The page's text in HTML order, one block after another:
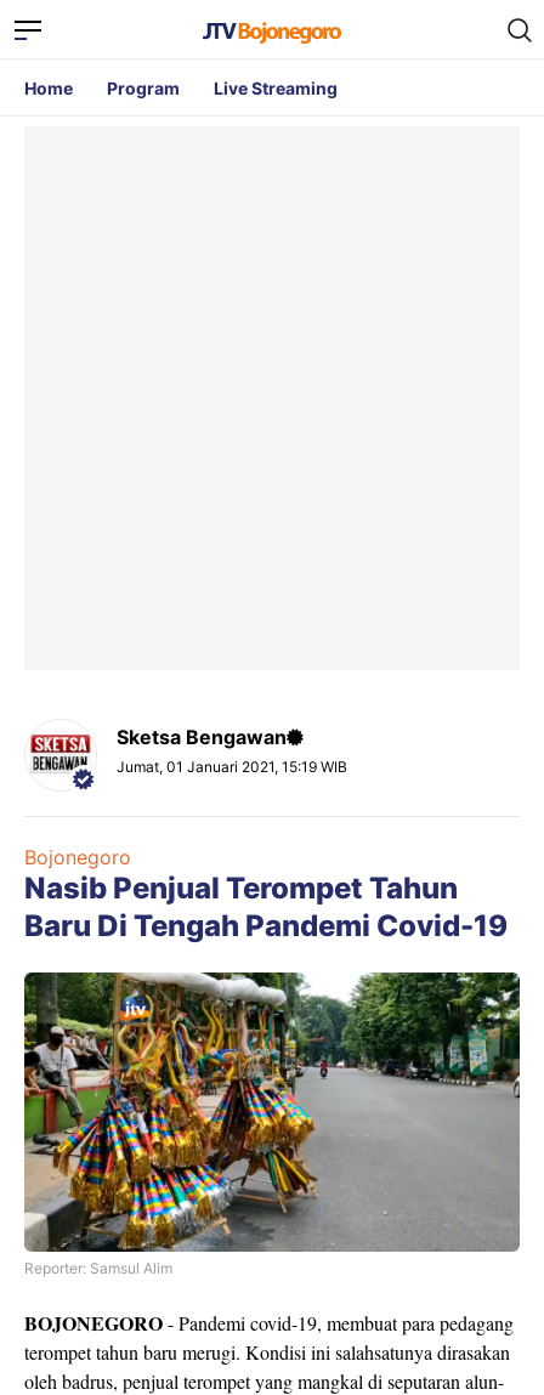
Home Program Live Streaming
Sketsa Bengawan
Jumat, 01 Januari 2021, 15:19 WIB
Bojonegoro
Nasib Penjual Terompet Tahun
Baru Di Tengah Pandemi Covid-19
Reporter: Samsul Alim
BOJONEGORO- Pandemi covid-19, membuat para pedagang
terompet tahun baru merugi. Kondisi ini salahsatunya dirasakan
oleh badrus, penjual terompet yang mangkal di seputaran alun-